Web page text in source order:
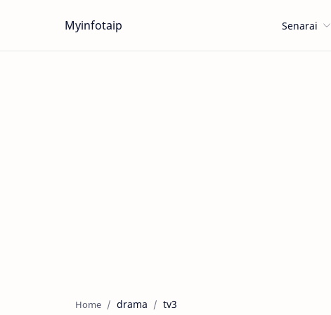
Myinfotaip Senarai
Home drama tv3